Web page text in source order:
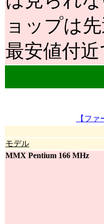
ョップは
最安値付
【ファ
モデル
MMX Pentium 166 MHz